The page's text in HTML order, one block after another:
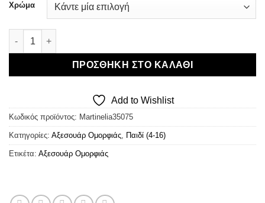
Χρώμα
Martinelia World Nail Polish ποσότητα
ΠΡΟΣΘΉΚΗ ΣΤΟ ΚΑΛΆΘΙ
Add to Wishlist
Κωδικός προϊόντος: Martinelia35075
Κατηγορίες: Αξεσουάρ Ομορφιάς, Παιδί (4-16)
Ετικέτα: Αξεσουάρ Ομορφιάς